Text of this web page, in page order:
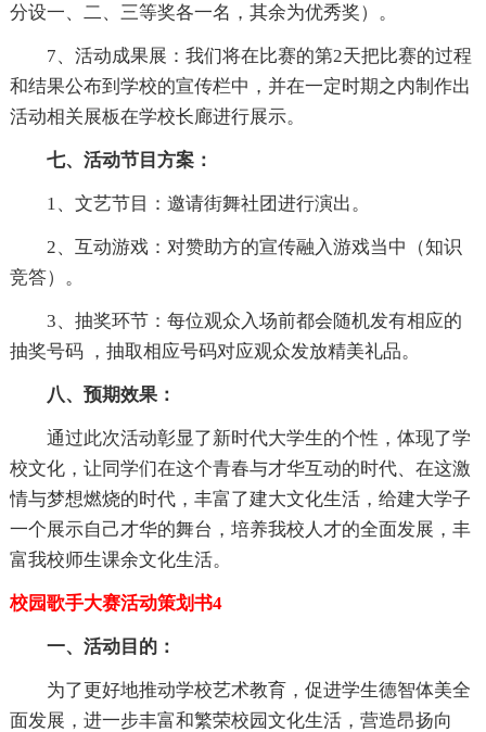
分设一、二、三等奖各一名，其余为优秀奖）。
7、活动成果展：我们将在比赛的第2天把比赛的过程
和结果公布到学校的宣传栏中，并在一定时期之内制作出
活动相关展板在学校长廊进行展示。
七、活动节目方案：
1、文艺节目：邀请街舞社团进行演出。
2、互动游戏：对赞助方的宣传融入游戏当中（知识
竞答）。
3、抽奖环节：每位观众入场前都会随机发有相应的
抽奖号码 ，抽取相应号码对应观众发放精美礼品。
八、预期效果：
通过此次活动彰显了新时代大学生的个性，体现了学
校文化，让同学们在这个青春与才华互动的时代、在这激
情与梦想燃烧的时代，丰富了建大文化生活，给建大学子
一个展示自己才华的舞台，培养我校人才的全面发展，丰
富我校师生课余文化生活。
校园歌手大赛活动策划书4
一、活动目的：
为了更好地推动学校艺术教育，促进学生德智体美全
面发展，进一步丰富和繁荣校园文化生活，营造昂扬向